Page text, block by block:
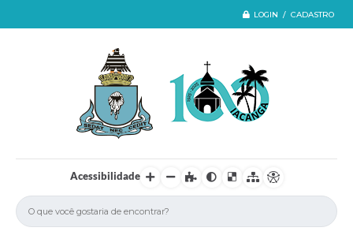
LOGIN / CADASTRO
Acessibilidade